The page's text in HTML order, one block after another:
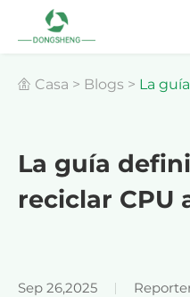
Casa > Blogs > La
La guía
reciclar CPU
Sep 26,2025